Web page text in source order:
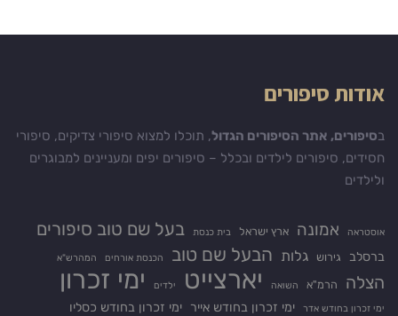
אודות סיפורים
בסיפורים, אתר הסיפורים הגדול, תוכלו למצוא סיפורי צדיקים, סיפורי
חסידים, סיפורים לילדים ובכלל – סיפורים יפים ומעניינים למבוגרים
ולילדים
אוסטראה אמונה ארץ ישראל בית כנסת בעל שם טוב סיפורים
ברסלב גירוש גלות הבעל שם טוב הכנסת אורחים המהרש"א
הצלה הרמ"א השואה יארצייט ילדים ימי זכרון
ימי זכרון בחודש אדר ימי זכרון בחודש אייר ימי זכרון בחודש כסליו